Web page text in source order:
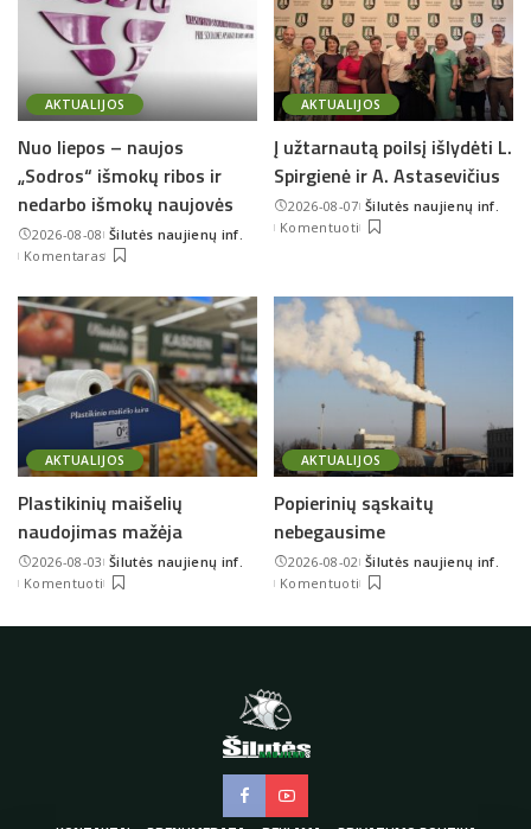
AKTUALIJOS
Nuo liepos – naujos
„Sodros“ išmokų ribos ir
nedarbo išmokų naujovės
2026-08-08Posted
by
Šilutės naujienų inf.
Komentaras
AKTUALIJOS
Į užtarnautą poilsį išlydėti L.
Spirgienė ir A. Astasevičius
2026-08-07Posted
by
Šilutės naujienų inf.
Komentuoti
AKTUALIJOS
Plastikinių maišelių
naudojimas mažėja
2026-08-03Posted
by
Šilutės naujienų inf.
Komentuoti
AKTUALIJOS
Popierinių sąskaitų
nebegausime
2026-08-02Posted
by
Šilutės naujienų inf.
Komentuoti